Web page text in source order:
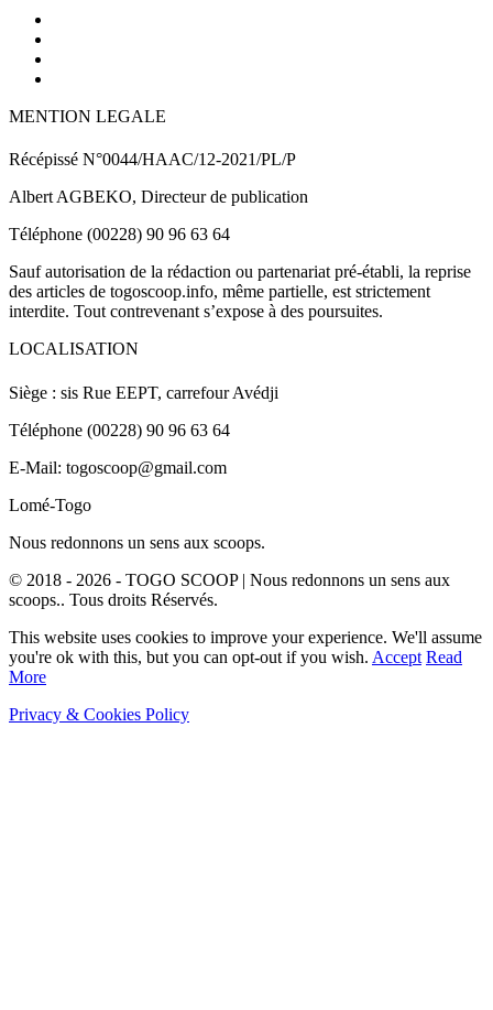
MENTION LEGALE
Récépissé N°0044/HAAC/12-2021/PL/P
Albert AGBEKO, Directeur de publication
Téléphone (00228) 90 96 63 64
Sauf autorisation de la rédaction ou partenariat pré-établi, la reprise
des articles de togoscoop.info, même partielle, est strictement
interdite. Tout contrevenant s’expose à des poursuites.
LOCALISATION
Siège : sis Rue EEPT, carrefour Avédji
Téléphone (00228) 90 96 63 64
E-Mail: togoscoop@gmail.com
Lomé-Togo
Nous redonnons un sens aux scoops.
© 2018 - 2026 - TOGO SCOOP | Nous redonnons un sens aux
scoops.. Tous droits Réservés.
This website uses cookies to improve your experience. We'll assume
you're ok with this, but you can opt-out if you wish. Accept Read
More
Privacy & Cookies Policy